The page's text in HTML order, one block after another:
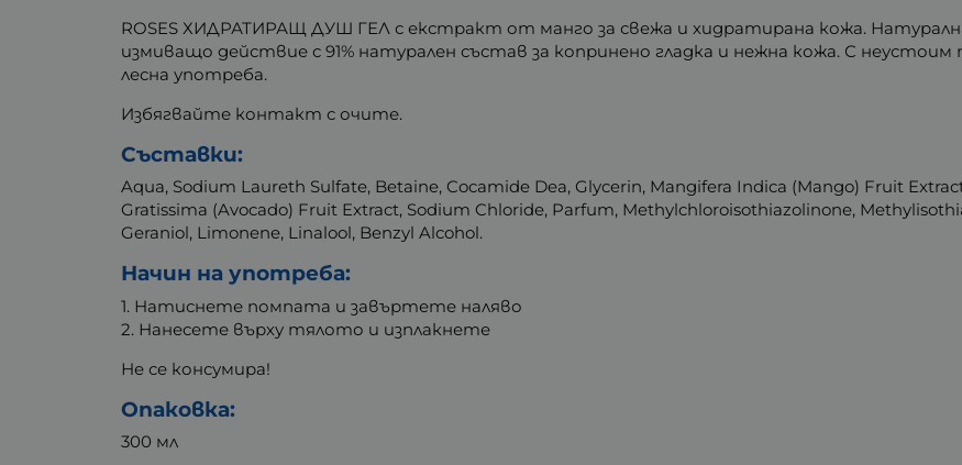
ROSES ХИДРАТИРАЩ ДУШ ГЕЛ с екстракт от манго за свежа и хидратирана кожа.
измиващо действие с 91% натурален състав за копринено гладка и нежна кожа. С
лесна употреба.
Избягвайте контакт с очите.
Съставки:
Aqua, Sodium Laureth Sulfate, Betaine, Cocamide Dea, Glycerin, Mangifera Indica (Mango) Fruit
Gratissima (Avocado) Fruit Extract, Sodium Chloride, Parfum, Methylchloroisothiazolinone,
Geraniol, Limonene, Linalool, Benzyl Alcohol.
Начин на употреба:
1. Натиснете помпата и завъртете наляво
2. Нанесете върху тялото и изплакнете
Не се консумира!
Опаковка:
300 мл